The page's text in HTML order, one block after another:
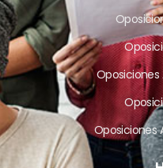
Oposiciones
Oposiciones